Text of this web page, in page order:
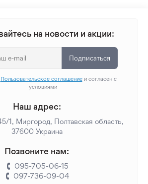
на новости и акции:
Подписаться
Пользовательское соглашениеи согласен с
условиями
Наш адрес:
1, Миргород, Полтавская область,
37600 Украина
Позвоните нам:
095-705-06-15
097-736-09-04